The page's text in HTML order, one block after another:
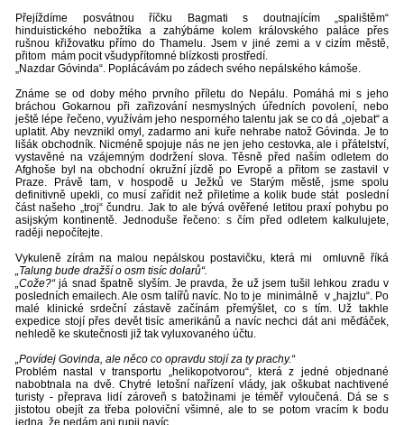
Přejíždíme posvátnou říčku Bagmati s doutnajícím „spalištěm“
hinduistického nebožtíka a zahýbáme kolem královského paláce přes
rušnou křižovatku přímo do Thamelu. Jsem v jiné zemi a v cizím městě,
přitom mám pocit všudypřítomné blízkosti prostředí.
„Nazdar Góvinda“. Poplácávám po zádech svého nepálského kámoše.
Známe se od doby mého prvního příletu do Nepálu. Pomáhá mi s jeho
bráchou Gokarnou při zařizování nesmyslných úředních povolení, nebo
ještě lépe řečeno, využívám jeho nesporného talentu jak se co dá „ojebat“ a
uplatit. Aby nevznikl omyl, zadarmo ani kuře nehrabe natož Góvinda. Je to
lišák obchodník. Nicméně spojuje nás ne jen jeho cestovka, ale i přátelství,
vystavěné na vzájemným dodržení slova. Těsně před naším odletem do
Afghoše byl na obchodní okružní jízdě po Evropě a přitom se zastavil v
Praze. Právě tam, v hospodě u Ježků ve Starým městě, jsme spolu
definitivně upekli, co musí zařídit než přiletíme a kolik bude stát poslední
část našeho „troj“ čundru. Jak to ale bývá ověřené letitou praxí pohybu po
asijským kontinentě. Jednoduše řečeno: s čím před odletem kalkulujete,
raději nepočítejte.
Vykuleně zírám na malou nepálskou postavičku, která mi omluvně říká
„Talung bude dražší o osm tisíc dolarů“.
„Cože?“já snad špatně slyším. Je pravda, že už jsem tušil lehkou zradu v
posledních emailech. Ale osm talířů navíc. No to je minimálně v „hajzlu“. Po
malé klinické srdeční zástavě začínám přemýšlet, co s tím. Už takhle
expedice stojí přes devět tisíc amerikánů a navíc nechci dát ani měďáček,
nehledě ke skutečnosti již tak vyluxovaného účtu.
„Povídej Govinda, ale něco co opravdu stojí za ty prachy.“
Problém nastal v transportu „helikopotvorou“, která z jedné objednané
nabobtnala na dvě. Chytré letošní nařízení vlády, jak oškubat nachtivené
turisty - přeprava lidí zároveň s batožinami je téměř vyloučená. Dá se s
jistotou obejít za třeba poloviční všimné, ale to se potom vracím k bodu
jedna, že nedám ani rupii navíc.